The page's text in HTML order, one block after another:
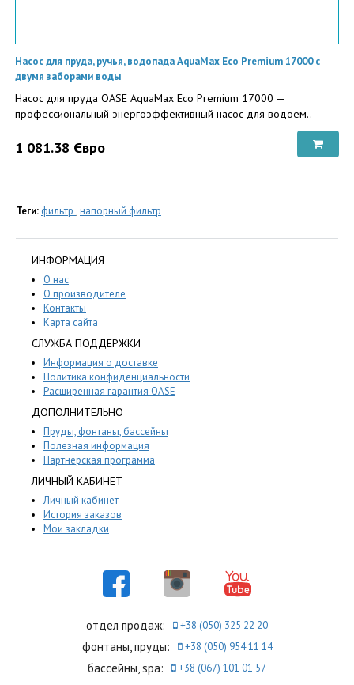
Насос для пруда, ручья, водопада AquaMax Eco Premium 17000 с
двумя заборами воды
Насос для пруда OASE AquaMax Eco Premium 17000 —
профессиональный энергоэффективный насос для водоем..
1 081.38 Євро
Теги: фильтр ,напорный фильтр
ИНФОРМАЦИЯ
О нас
О производителе
Контакты
Карта сайта
СЛУЖБА ПОДДЕРЖКИ
Информация о доставке
Политика конфиденциальности
Расширенная гарантия OASE
ДОПОЛНИТЕЛЬНО
Пруды, фонтаны, бассейны
Полезная информация
Партнерская программа
ЛИЧНЫЙ КАБИНЕТ
Личный кабинет
История заказов
Мои закладки
отдел продаж: +38 (050) 325 22 20
фонтаны, пруды: +38 (050) 954 11 14
бассейны, spa: +38 (067) 101 01 57